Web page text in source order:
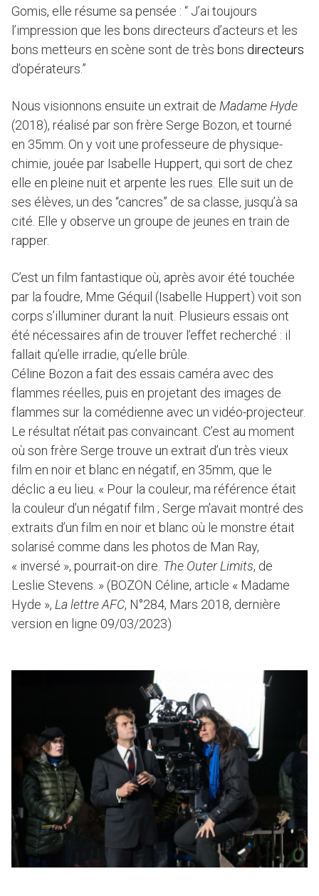
Gomis, elle résume sa pensée : “ J’ai toujours
l’impression que les bons directeurs d’acteurs et les
bons metteurs en scène sont de très bons directeurs
d’opérateurs.”
Nous visionnons ensuite un extrait de Madame Hyde
(2018), réalisé par son frère Serge Bozon, et tourné
en 35mm. On y voit une professeure de physique-
chimie, jouée par Isabelle Huppert, qui sort de chez
elle en pleine nuit et arpente les rues. Elle suit un de
ses élèves, un des “cancres” de sa classe, jusqu’à sa
cité. Elle y observe un groupe de jeunes en train de
rapper.
C’est un film fantastique où, après avoir été touchée
par la foudre, Mme Géquil (Isabelle Huppert) voit son
corps s’illuminer durant la nuit. Plusieurs essais ont
été nécessaires afin de trouver l’effet recherché : il
fallait qu’elle irradie, qu’elle brûle.
Céline Bozon a fait des essais caméra avec des
flammes réelles, puis en projetant des images de
flammes sur la comédienne avec un vidéo-projecteur.
Le résultat n’était pas convaincant. C’est au moment
où son frère Serge trouve un extrait d’un très vieux
film en noir et blanc en négatif, en 35mm, que le
déclic a eu lieu. « Pour la couleur, ma référence était
la couleur d’un négatif film ; Serge m’avait montré des
extraits d’un film en noir et blanc où le monstre était
solarisé comme dans les photos de Man Ray,
« inversé », pourrait-on dire. The Outer Limits, de
Leslie Stevens. » (BOZON Céline, article « Madame
Hyde », La lettre AFC, N°284, Mars 2018, dernière
version en ligne 09/03/2023)